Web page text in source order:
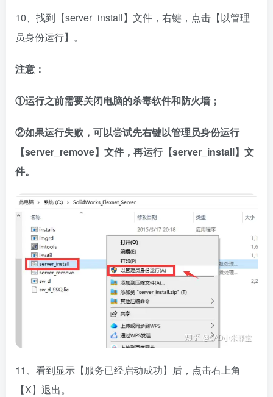
10、找到【server_install】文件，右键，点击【以管理
员身份运行】。
注意：
①运行之前需要关闭电脑的杀毒软件和防火墙；
②如果运行失败，可以尝试先右键以管理员身份运行
【server_remove】文件，再运行【server_install】文
件。
11、看到显示【服务已经启动成功】后，点击右上角
【X】退出。